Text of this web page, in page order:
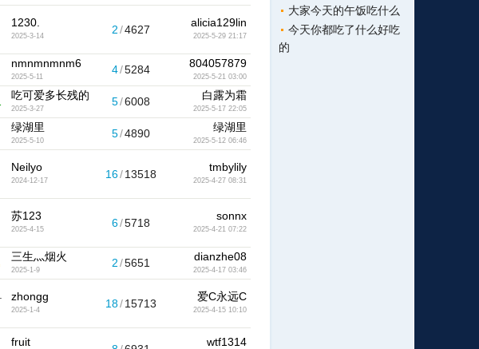
1230.
2025-3-14
2/4627
alicia129lin
2025-5-29 21:17
nmnmnmnm6
2025-5-11
4/5284 804057879
2025-5-21 03:00
吃可爱多长残的
2025-3-27
5/6008 白露为霜
2025-5-17 22:05
绿湖里
2025-5-10
5/4890 绿湖里
2025-5-12 06:46
Neilyo
2024-12-17
16/ 13518
tmbylily
2025-4-27 08:31
苏123
2025-4-15
6/5718
sonnx
2025-4-21 07:22
三生灬烟火
2025-1-9
2/5651 dianzhe08
2025-4-17 03:46
zhongg
2025-1-4
18/ 15713
爱C永远C
2025-4-15 10:10
fruit wtf1314
大家今天的午饭吃什么
今天你都吃了什么好吃
的